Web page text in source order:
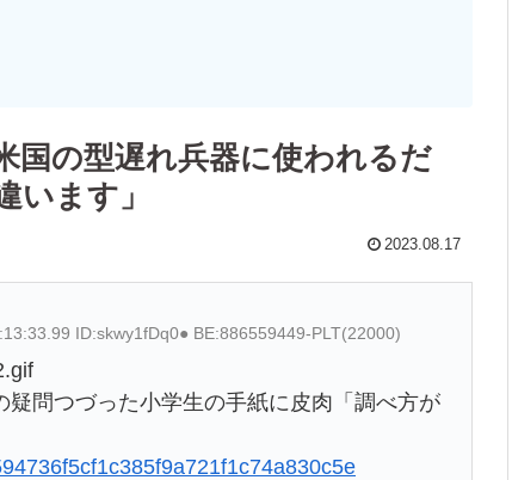
国の型遅れ兵器に使われるだ
ます」
2023.08.17
ID:skwy1fDq0● BE:886559449-PLT(22000)
問つづった小学生の手紙に皮肉「調べ方が